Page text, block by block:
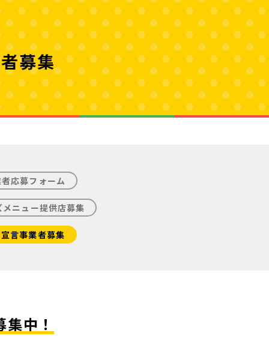
募集
応募フォーム
ニュー提供店募集
言事業者募集
中！